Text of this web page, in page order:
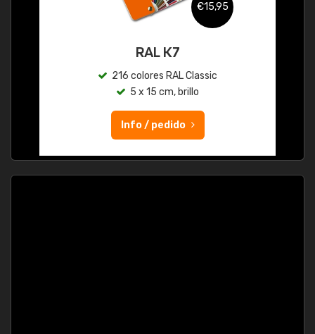
€15,95
RAL K7
216 colores RAL Classic
5 x 15 cm, brillo
Info / pedido